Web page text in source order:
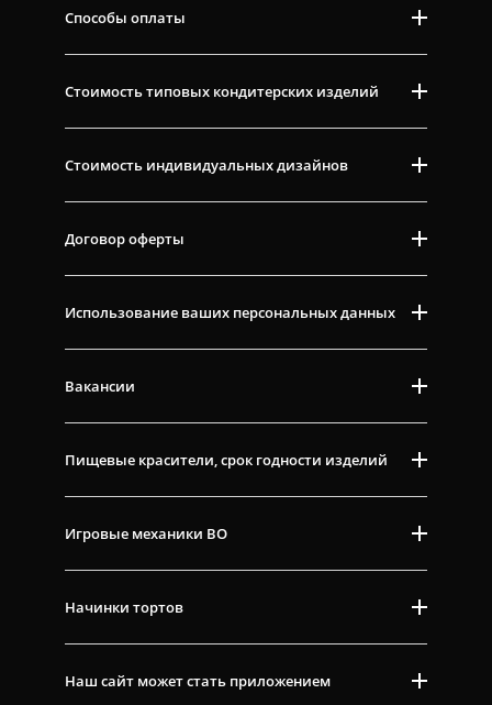
Способы оплаты
Стоимость типовых кондитерских изделий
Стоимость индивидуальных дизайнов
Договор оферты
Использование ваших персональных данных
Вакансии
Пищевые красители, срок годности изделий
Игровые механики ВО
Начинки тортов
Наш сайт может стать приложением